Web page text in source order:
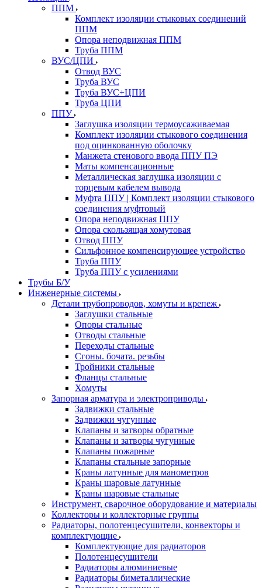
ППМ
Комплект изоляции стыковых соединений
ППМ
Опора неподвижная ППМ
Труба ППМ
ВУС/ЦПИ
Отвод ВУС
Труба ВУС
Труба ВУС+ЦПИ
Труба ЦПИ
ППУ
Заглушка изоляции термоусаживаемая
Комплект изоляции стыкового соединения
под оцинкованную оболочку
Манжета стенового ввода ППУ ПЭ
Маты компенсационные
Металлическая заглушка изоляции с
торцевым кабелем вывода
Муфта ППУ | Комплект изоляции стыкового
соединения муфтовый
Опора неподвижная ППУ
Опора скользящая хомутовая
Отвод ППУ
Сильфонное компенсирующее устройство
Труба ППУ
Труба ППУ с усилениями
Трубы Б/У
Инженерные системы
Детали трубопроводов, хомуты и крепеж
Заглушки стальные
Опоры стальные
Отводы стальные
Переходы стальные
Сгоны. бочата. резьбы
Тройники стальные
Фланцы стальные
Хомуты
Запорная арматура и электроприводы
Задвижки стальные
Задвижки чугунные
Клапаны и затворы обратные
Клапаны и затворы чугунные
Клапаны пожарные
Клапаны стальные запорные
Краны латунные для манометров
Краны шаровые латунные
Краны шаровые стальные
Инструмент, сварочное оборудование и материалы
Коллекторы и коллекторные группы
Радиаторы, полотенцесушители, конвекторы и
комплектующие
Комплектующие для радиаторов
Полотенцесушители
Радиаторы алюминиевые
Радиаторы биметаллические